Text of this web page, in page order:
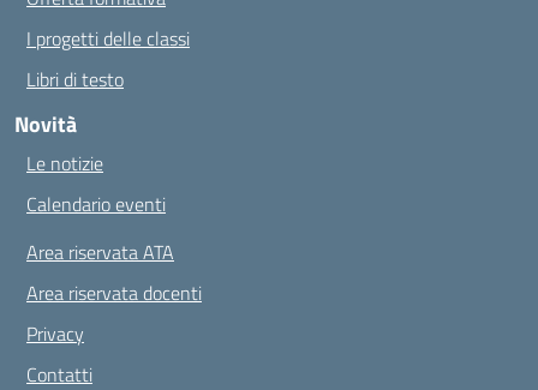
I progetti delle classi
Libri di testo
Novità
Le notizie
Calendario eventi
Area riservata ATA
Area riservata docenti
Privacy
Contatti